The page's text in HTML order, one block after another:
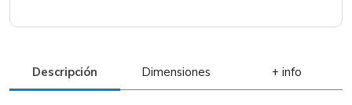
Descripción Dimensiones + info